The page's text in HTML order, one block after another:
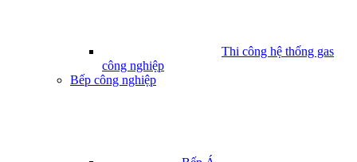
Thi công hệ thống gas
công nghiệp
Bếp công nghiệp